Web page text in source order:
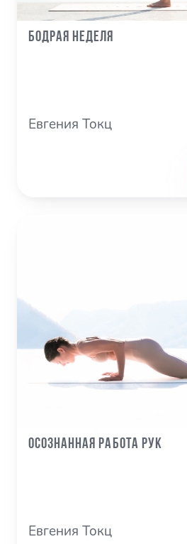
Бодрая неделя
Евгения Токц
Осознанная работа рук
Евгения Токц